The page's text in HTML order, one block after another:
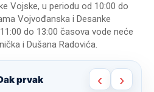
Vojske, u periodu od 10:00 do
Vojvođanska i Desanke
do 13:00 časova vode neće
i Dušana Radovića.